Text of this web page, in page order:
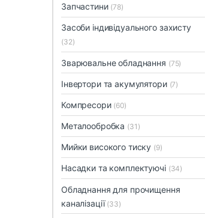
Запчастини (78)
Засоби індивідуального захисту
(32)
Зварювальне обладнання (75)
Інвертори та акумулятори (7)
Компресори (60)
Металообробка (31)
Мийки високого тиску (9)
Насадки та комплектуючі (34)
Обладнання для прочищення
каналізації (33)